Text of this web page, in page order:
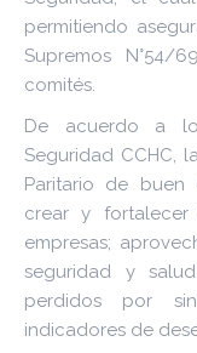
permitiendo
Supremos
comités.
De acuerdo a
Seguridad CCHC,
Paritario de
crear y
empresas;
seguridad y
perdidos por
indicadores de